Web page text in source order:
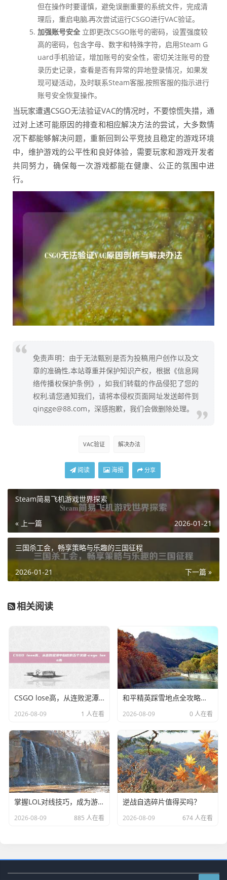
但在操作时要谨慎，避免误删重要的系统文件，完成清
理后，重启电脑,再次尝试运行CSGO进行VAC验证。
加强账号安全 立即更改CSGO账号的密码，设置强度较
高的密码，包含字母、数字和特殊字符，启用Steam G
uard手机验证，增加账号的安全性，密切关注账号的登
录历史记录，查看是否有异常的异地登录情况，如果发
现可疑活动，及时联系Steam客服,按照客服的指示进行
账号安全恢复操作。
当玩家遭遇CSGO无法验证VAC的情况时，不要惊慌失措，通
过对上述可能原因的排查和相应解决方法的尝试，大多数情
况下都能够解决问题，重新回到公平竞技且稳定的游戏环境
中，维护游戏的公平性和良好体验，需要玩家和游戏开发者
共同努力，确保每一次游戏都能在健康、公正的氛围中进
行。
免责声明：由于无法甄别是否为投稿用户创作以及文
章的准确性,本站尊重并保护知识产权，根据《信息网
络传播权保护条例》，如我们转载的作品侵犯了您的
权利,请您通知我们，请将本侵权页面网址发送邮件到
qingge@88.com，深感抱歉，我们会做删除处理。
VAC验证 解决办法
阅读 海报 分享
Steam简易飞机游戏世界探索
« 上一篇 2026-01-21
三国杀工会，畅享策略与乐趣的三国征程
下一篇 »
2026-01-21
相关阅读
CSGO lose高，从连败泥潭中自救的五个关键-csgo lose高
2026-08-09 1 人在看
和平精英踩雪地点全攻略，在这些地方留下你的专属足迹-和平精英踩雪地点
2026-08-09 0 人在看
掌握LOL对线技巧，成为游戏中的高手
2026-08-09 885 人在看
逆战自选碎片值得买吗？
2026-08-09 674 人在看